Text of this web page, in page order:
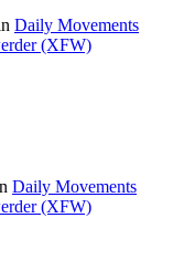
Daily Movements
(XFW)
Daily Movements
(XFW)